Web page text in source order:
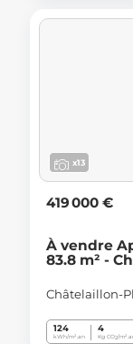
x13
419 000 €
À vendre
83.8 m² -
Châtelaillon-
124
kWh/m².an
4
Kg CO2/